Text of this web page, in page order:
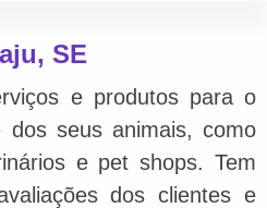
SE
e produtos para o
dos seus animais, como
e pet shops. Tem
dos clientes e